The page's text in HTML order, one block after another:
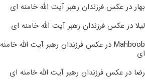
بهار درعکس فرزندان رهبر آیت الله خامنه ای
لیلا درعکس فرزندان رهبر آیت الله خامنه ای
Mahboob درعکس فرزندان رهبر آیت الله خامنه
ای
رضا درعکس فرزندان رهبر آیت الله خامنه ای